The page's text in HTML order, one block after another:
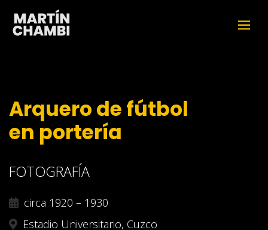
Arquero de fútbol
en portería
FOTOGRAFÍA
circa 1920 – 1930
Estadio Universitario, Cuzco